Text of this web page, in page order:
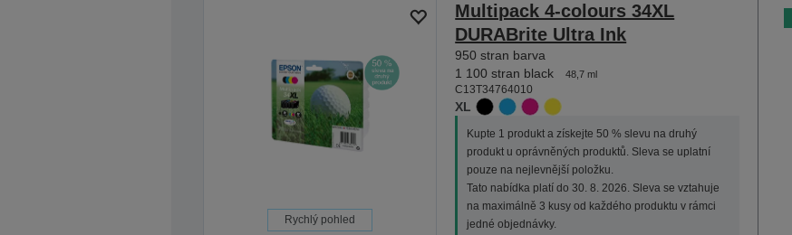
Rychlý pohled
Multipack 4-colours 34XL
DURABrite Ultra Ink
950 stran barva
1 100 stran black
48,7 ml
C13T34764010
XL
Kupte 1 produkt a získejte 50 % slevu na druhý
produkt u oprávněných produktů. Sleva se uplatní
pouze na nejlevnější položku.
Tato nabídka platí do 30. 8. 2026. Sleva se vztahuje
na maximálně 3 kusy od každého produktu v rámci
jedné objednávky.